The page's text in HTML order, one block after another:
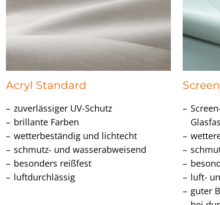
Acryl Standard
zuverlässiger UV-Schutz
brillante Farben
wetterbeständig und lichtecht
schmutz- und wasserabweisend
besonders reißfest
luftdurchlässig
Screen
luft-
guter